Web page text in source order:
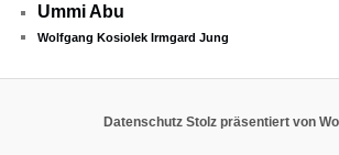
Ummi Abu
Wolfgang Kosiolek Irmgard Jung
Datenschutz Stolz präsentiert von